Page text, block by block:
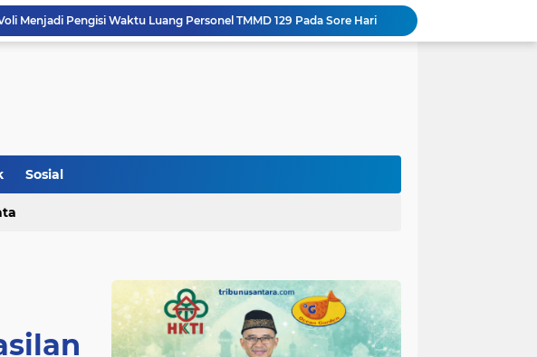
Menjadi Pengisi Waktu Luang Personel TMMD 129 Pada Sore Hari
Gotong Royong Warnai Pengecatan Mushola dalam TMMD ke-129 Kodim 1002/HST
Gus Halim iskandar Ketua DPW. PKB Jatim, Resmikan Kantor Graha Gus Dur dan Masjid Al Iskandariyah, dorong Jadi Pusat Pelayanan Warga dan Dakwah Umat.
Sosial